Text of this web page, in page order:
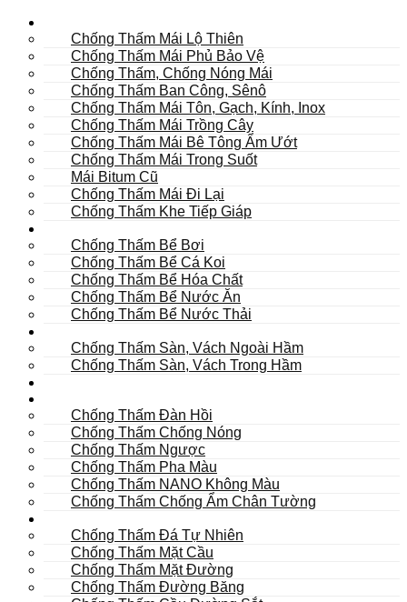
Chống Thấm Mái Lộ Thiên
Chống Thấm Mái Phủ Bảo Vệ
Chống Thấm, Chống Nóng Mái
Chống Thấm Ban Công, Sênô
Chống Thấm Mái Tôn, Gạch, Kính, Inox
Chống Thấm Mái Trồng Cây
Chống Thấm Mái Bê Tông Ẩm Ướt
Chống Thấm Mái Trong Suốt
Mái Bitum Cũ
Chống Thấm Mái Đi Lại
Chống Thấm Khe Tiếp Giáp
Chống Thấm Bể Bơi
Chống Thấm Bể Cá Koi
Chống Thấm Bể Hóa Chất
Chống Thấm Bể Nước Ăn
Chống Thấm Bể Nước Thải
Chống Thấm Sàn, Vách Ngoài Hầm
Chống Thấm Sàn, Vách Trong Hầm
Chống Thấm Đàn Hồi
Chống Thấm Chống Nóng
Chống Thấm Ngược
Chống Thấm Pha Màu
Chống Thấm NANO Không Màu
Chống Thấm Chống Ẩm Chân Tường
Chống Thấm Đá Tự Nhiên
Chống Thấm Mặt Cầu
Chống Thấm Mặt Đường
Chống Thấm Đường Băng